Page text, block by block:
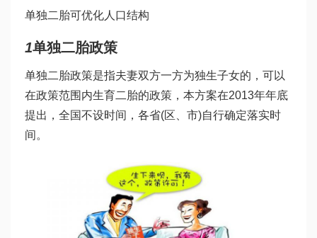
单独二胎可优化人口结构
1单独二胎政策
单独二胎政策是指夫妻双方一方为独生子女的，可以
在政策范围内生育二胎的政策，本方案在2013年年底
提出，全国不设时间，各省(区、市)自行确定落实时
间。